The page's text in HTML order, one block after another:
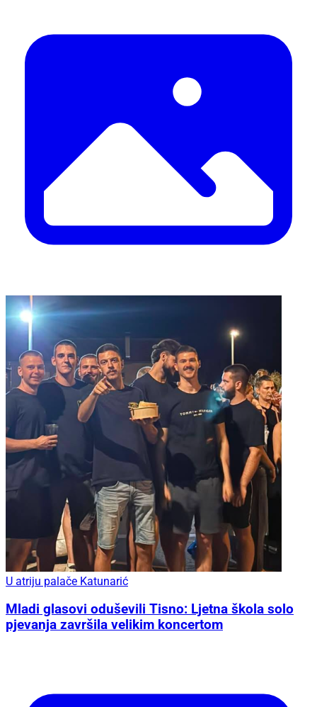
U atriju palače Katunarić
Mladi glasovi oduševili Tisno: Ljetna škola solo
pjevanja završila velikim koncertom